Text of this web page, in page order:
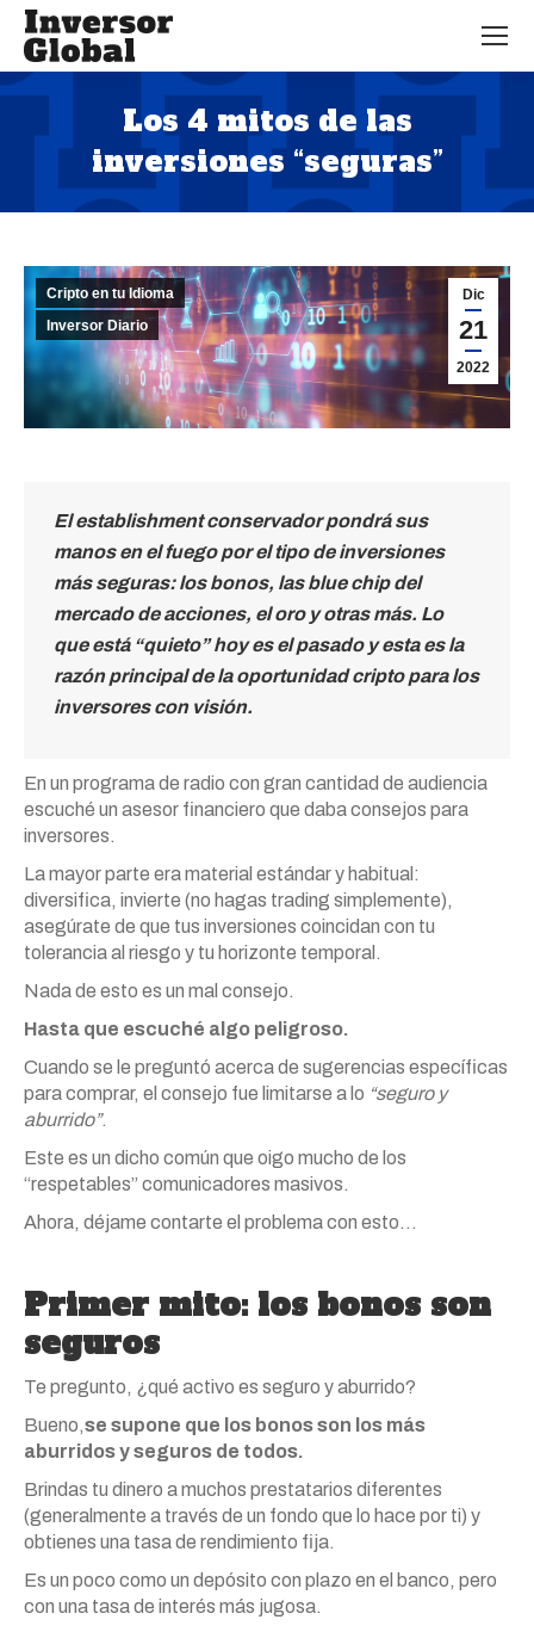
Los 4 mitos de las
inversiones “seguras”
Estás aquí:
Dic
21
2022
Cripto en tu Idioma
Inversor Diario
El establishment conservador pondrá sus
manos en el fuego por el tipo de inversiones
más seguras: los bonos, las blue chip del
mercado de acciones, el oro y otras más. Lo
que está “quieto” hoy es el pasado y esta es la
razón principal de la oportunidad cripto para los
inversores con visión.
En un programa de radio con gran cantidad de audiencia
escuché un asesor financiero que daba consejos para
inversores.
La mayor parte era material estándar y habitual:
diversifica, invierte (no hagas trading simplemente),
asegúrate de que tus inversiones coincidan con tu
tolerancia al riesgo y tu horizonte temporal.
Nada de esto es un mal consejo.
Hasta que escuché algo peligroso.
Cuando se le preguntó acerca de sugerencias específicas
para comprar, el consejo fue limitarse a lo “seguro y
aburrido”.
Este es un dicho común que oigo mucho de los
“respetables” comunicadores masivos.
Ahora, déjame contarte el problema con esto…
Primer mito: los bonos son
seguros
Te pregunto, ¿qué activo es seguro y aburrido?
Bueno,se supone que los bonos son los más
aburridos y seguros de todos.
Brindas tu dinero a muchos prestatarios diferentes
(generalmente a través de un fondo que lo hace por ti) y
obtienes una tasa de rendimiento fija.
Es un poco como un depósito con plazo en el banco, pero
con una tasa de interés más jugosa.